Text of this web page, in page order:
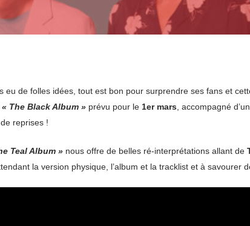
eu de folles idées, tout est bon pour surprendre ses fans et
« The Black Album » prévu pour le 1er mars , accompagné
reprises !
Teal Album » nous offre de belles ré-interprétations allant de
la version physique, l’album et la tracklist et à savourer